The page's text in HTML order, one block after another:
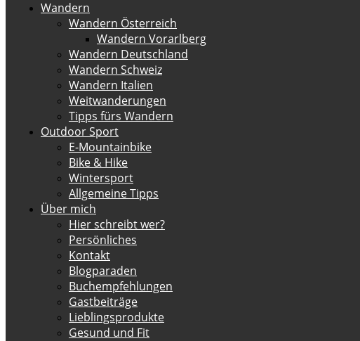
Wandern
Wandern Österreich
Wandern Vorarlberg
Wandern Deutschland
Wandern Schweiz
Wandern Italien
Weitwanderungen
Tipps fürs Wandern
Outdoor Sport
E-Mountainbike
Bike & Hike
Wintersport
Allgemeine Tipps
Über mich
Hier schreibt wer?
Persönliches
Kontakt
Blogparaden
Buchempfehlungen
Gastbeiträge
Lieblingsprodukte
Gesund und Fit